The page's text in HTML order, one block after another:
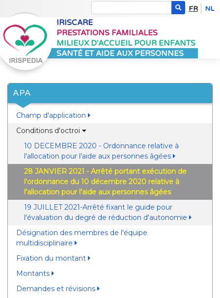
FR NL
IRISCARE
PRESTATIONS FAMILIALES
MILIEUX D'ACCUEIL POUR ENFANTS
SANTÉ ET AIDE AUX PERSONNES
APA
Champ d'application
Conditions d'octroi
10 DECEMBRE 2020 - Ordonnance relative à
l'allocation pour l'aide aux personnes âgées
28 JANVIER 2021 - Arrêté portant exécution de
l'ordonnance du 10 décembre 2020 relative à
l'allocation pour l'aide aux personnes âgées
19 JUILLET 2021-Arrêté fixant le guide pour
l'évaluation du degré de réduction d'autonomie
Désignation des membres de l'équipe
multidisciplinaire
Fixation du montant
Montants
Demandes et révisions